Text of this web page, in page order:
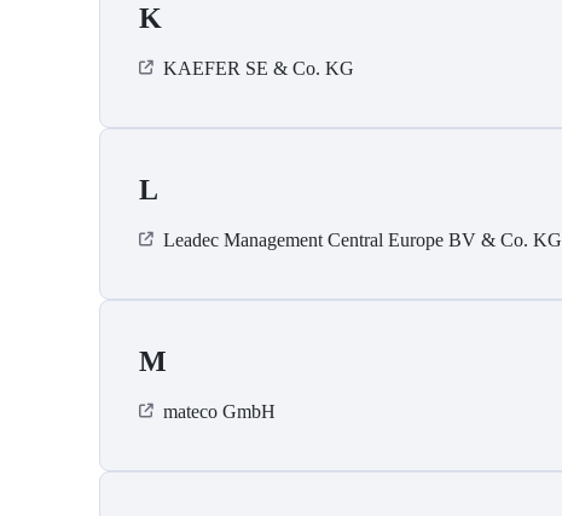
K
KAEFER SE & Co. KG
L
Leadec Management Central Europe BV & Co. KG
M
mateco GmbH